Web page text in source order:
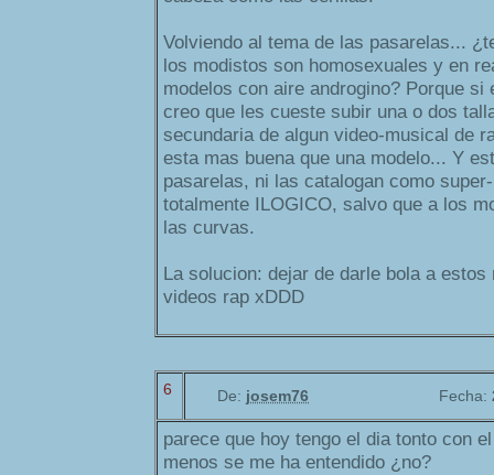
Volviendo al tema de las pasarelas...
los modistos son homosexuales y en
modelos con aire androgino? Porque si
creo que les cueste subir una o dos
secundaria de algun video-musical de
esta mas buena que una modelo... Y
pasarelas, ni las catalogan como
totalmente ILOGICO, salvo que a los
las curvas.
La solucion: dejar de darle bola a
videos rap xDDD
6 De: josem76 Fecha:
parece que hoy tengo el dia tonto con
menos se me ha entendido ¿no?